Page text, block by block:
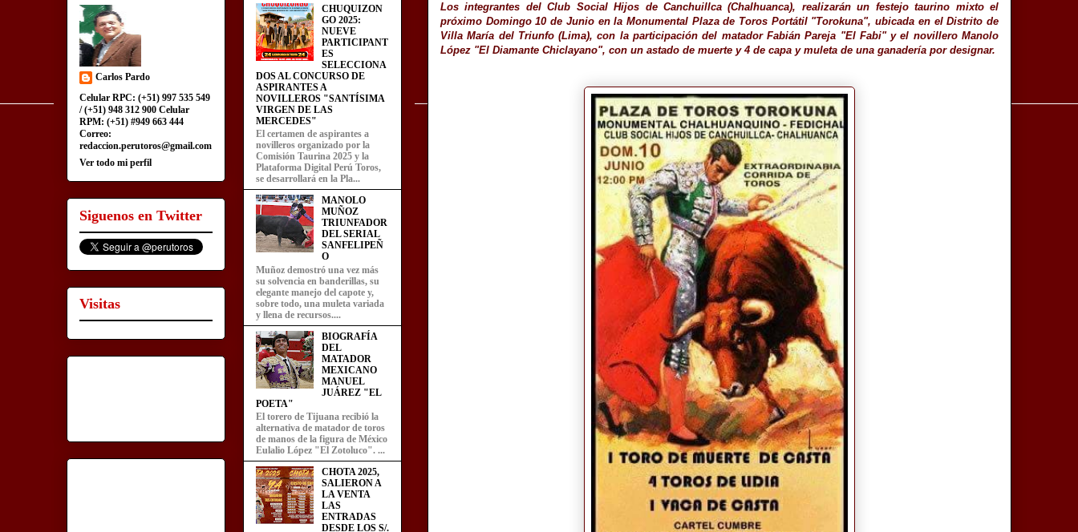
Los integrantes del Club Social Hijos de Canchuillca (Chalhuanca), realizarán un festejo taurino mixto el
próximo Domingo 10 de Junio en la Monumental Plaza de Toros Portátil "Torokuna", ubicada en el Distrito de
Villa María del Triunfo (Lima), con la participación del matador Fabián Pareja "El Fabi" y el novillero Manolo
López "El Diamante Chiclayano", con un astado de muerte y 4 de capa y muleta de una ganadería por designar.
Carlos Pardo
Celular RPC: (+51) 997 535 549
/ (+51) 948 312 900 Celular
RPM: (+51) #949 663 444
Correo:
redaccion.perutoros@gmail.com
Ver todo mi perfil
Siguenos en Twitter
Visitas
CHUQUIZON
GO 2025:
NUEVE
PARTICIPANT
ES
SELECCIONA
DOS AL CONCURSO DE
ASPIRANTES A
NOVILLEROS "SANTÍSIMA
VIRGEN DE LAS
MERCEDES"
El certamen de aspirantes a
novilleros organizado por la
Comisión Taurina 2025 y la
Plataforma Digital Perú Toros,
se desarrollará en la Pla...
MANOLO
MUÑOZ
TRIUNFADOR
DEL SERIAL
SANFELIPEÑ
O
Muñoz demostró una vez más
su solvencia en banderillas, su
elegante manejo del capote y,
sobre todo, una muleta variada
y llena de recursos....
BIOGRAFÍA
DEL
MATADOR
MEXICANO
MANUEL
JUÁREZ "EL
POETA"
El torero de Tijuana recibió la
alternativa de matador de toros
de manos de la figura de México
Eulalio López "El Zotoluco". ...
CHOTA 2025,
SALIERON A
LA VENTA
LAS
ENTRADAS
DESDE LOS S/.